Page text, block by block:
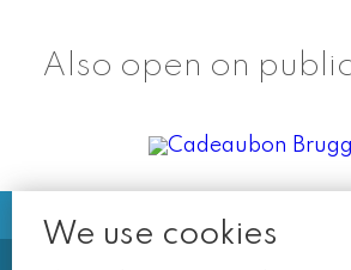
Also open on
We use cookies